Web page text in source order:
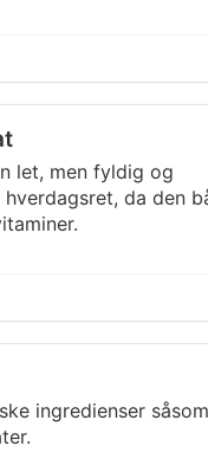
let, men fyldig og
da den
ingredienser såsom